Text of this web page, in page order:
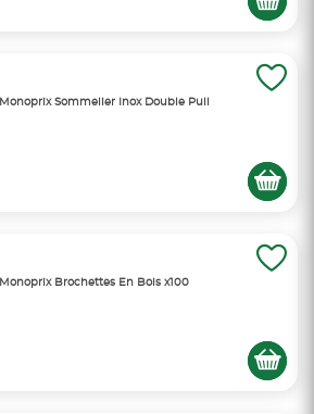
Monoprix Sommelier Inox Double Pull
Monoprix Brochettes En Bois x100